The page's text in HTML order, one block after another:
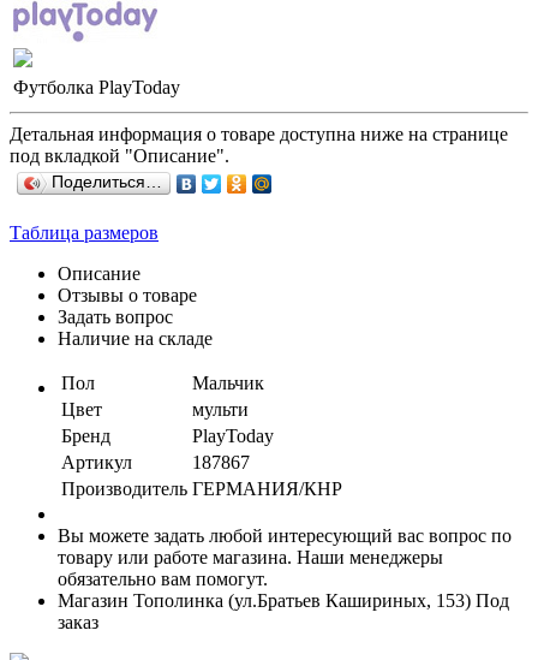
Футболка PlayToday
Детальная информация о товаре доступна ниже на странице
под вкладкой "Описание".
Поделиться…
Таблица размеров
Описание
Отзывы о товаре
Задать вопрос
Наличие на складе
Пол
Мальчик
Цвет
мульти
Бренд
PlayToday
Артикул
187867
Производитель ГЕРМАНИЯ/КНР
Вы можете задать любой интересующий вас вопрос по
товару или работе магазина. Наши менеджеры
обязательно вам помогут.
Магазин Тополинка (ул.Братьев Кашириных, 153) Под
заказ